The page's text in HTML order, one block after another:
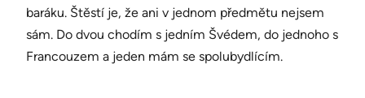
baráku. Štěstí je, že ani v jednom předmětu nejsem
sám. Do dvou chodím s jedním Švédem, do jednoho s
Francouzem a jeden mám se spolubydlícím.